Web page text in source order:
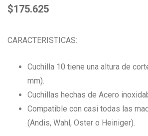
$175.625
CARACTERISTICAS:
Cuchilla 10 tiene una altura de
mm).
Cuchillas hechas de Acero
Compatible con casi todas las
(Andis, Wahl, Oster o Heiniger).